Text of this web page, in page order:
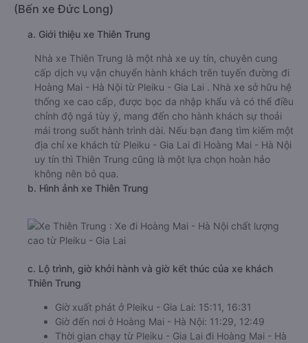
(Bến xe Đức Long)
a. Giới thiệu xe Thiên Trung
Nhà xe Thiên Trung là một nhà xe uy tín, chuyên cung
cấp dịch vụ vận chuyển hành khách trên tuyến đường đi
Hoàng Mai - Hà Nội từ Pleiku - Gia Lai . Nhà xe sở hữu hệ
thống xe cao cấp, được bọc da nhập khẩu và có thể điều
chỉnh độ ngả tùy ý, mang đến cho hành khách sự thoải
mái trong suốt hành trình dài. Nếu bạn đang tìm kiếm một
địa chỉ xe khách từ Pleiku - Gia Lai đi Hoàng Mai - Hà Nội
uy tín thì Thiên Trung cũng là một lựa chọn hoàn hảo
không nên bỏ qua.
b. Hình ảnh xe Thiên Trung
c. Lộ trình, giờ khởi hành và giờ kết thúc của xe khách
Thiên Trung
Giờ xuất phát ở Pleiku - Gia Lai: 15:11, 16:31
Giờ đến nơi ở Hoàng Mai - Hà Nội: 11:29, 12:49
Thời gian chạy từ Pleiku - Gia Lai đi Hoàng Mai - Hà